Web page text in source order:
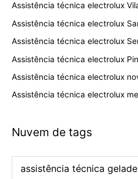
Assistência técnica electrolux
Assistência técnica electrolux
Assistência técnica electrolux
Assistência técnica electrolux
Assistência técnica electrolux
Assistência técnica electrolux
Nuvem de tags
assistência técnica